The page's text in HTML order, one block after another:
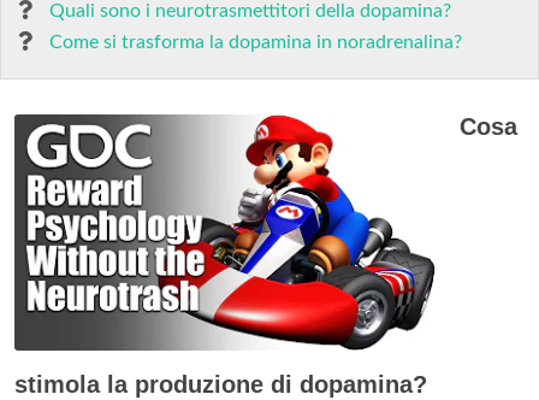
Quali sono i neurotrasmettitori della dopamina?
Come si trasforma la dopamina in noradrenalina?
Cosa
stimola la produzione di dopamina?